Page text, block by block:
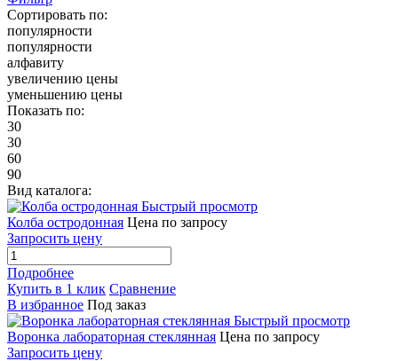
Сортировать по:
популярности
популярности
алфавиту
увеличению цены
уменьшению цены
Показать по:
30
30
60
90
Вид каталога:
Быстрый просмотр
Колба остродонная Цена по запросу
Запросить цену
Подробнее
Купить в 1 клик Сравнение
В избранное Под заказ
Быстрый просмотр
Воронка лабораторная стеклянная Цена по запросу
Запросить цену